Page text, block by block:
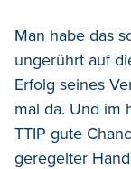
Man habe das
ungerührt auf
Erfolg seines
mal da. Und im
TTIP gute
geregelter